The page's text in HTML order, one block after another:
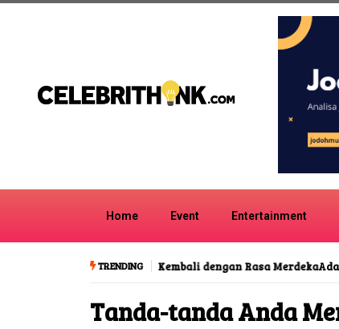
Home Event Entertainment
TRENDING Ada Kecenderungan Palsu dalam
Tanda-tanda Anda